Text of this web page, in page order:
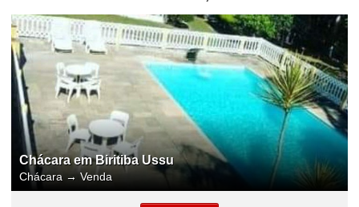
Chácara em Biritiba Ussu
Chácara →Venda